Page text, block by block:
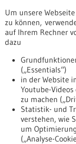
Quantensensoren
Neue
kontaktlos
Muskelaktivität
mit hochsensitiven
Universität
Um unsere
zu können,
auf Ihrem Rechner
dazu
(„Essentials“)
in der Website
Youtube-
zu machen
Statistik- und
verstehen, wie
um
(„Analyse-